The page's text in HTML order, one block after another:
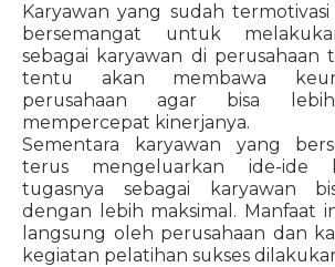
Karyawan yang sudah
bersemangat untuk
sebagai karyawan di perusahaan
tentu akan membawa
perusahaan agar bisa
mempercepat kinerjanya.
Sementara karyawan yang
terus mengeluarkan ide-ide
tugasnya sebagai karyawan
dengan lebih maksimal. Manfaat
langsung oleh perusahaan dan
kegiatan pelatihan sukses